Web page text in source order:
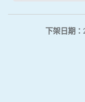
下架日期：